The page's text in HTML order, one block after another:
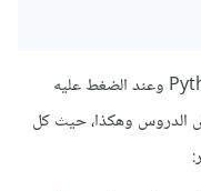
صحيح، ابدأ بمسار أساسيات لغة بايثون Python وعند الضغط عليه
وهكذا، حيث كل